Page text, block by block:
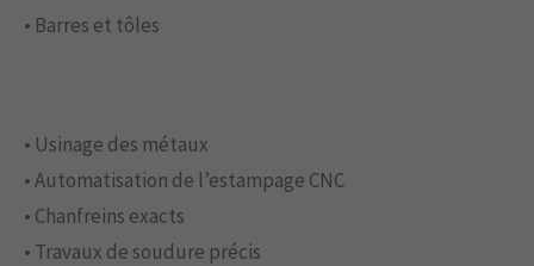
• Barres et tôles
• Usinage des métaux
• Automatisation de l’estampage CNC
• Chanfreins exacts
• Travaux de soudure précis